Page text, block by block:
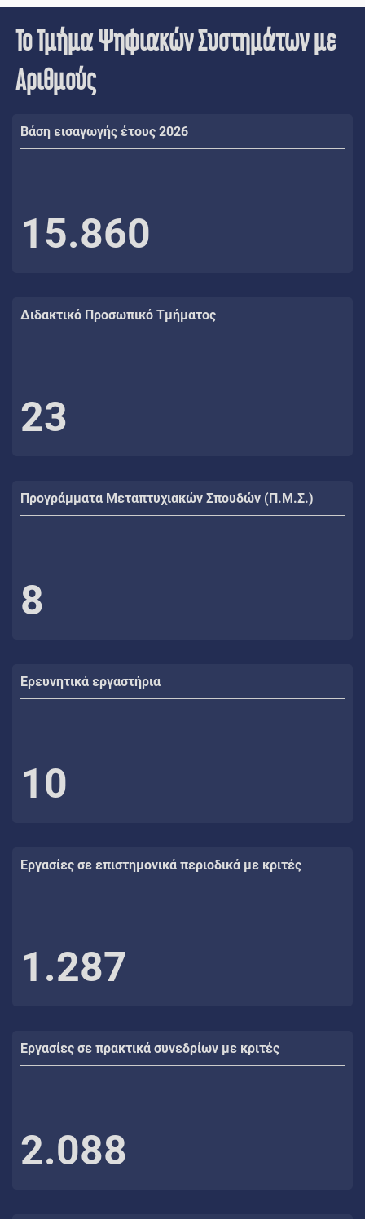
Το Τμήμα Ψηφιακών Συστημάτων με
Αριθμούς
Βάση εισαγωγής έτους 2026
15.860
Διδακτικό Προσωπικό Τμήματος
23
Προγράμματα Μεταπτυχιακών Σπουδών (Π.Μ.Σ.)
8
Ερευνητικά εργαστήρια
10
Εργασίες σε επιστημονικά περιοδικά με κριτές
1.287
Εργασίες σε πρακτικά συνεδρίων με κριτές
2.088